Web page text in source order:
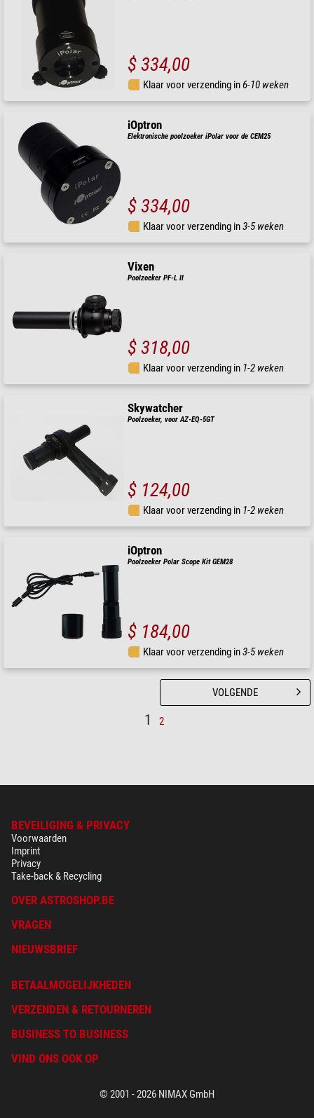
$ 334,00
Klaar voor verzending in6-10 weken
iOptron
Elektronische poolzoeker iPolar voor de CEM25
$ 334,00
Klaar voor verzending in3-5 weken
Vixen
Poolzoeker PF-L II
$ 318,00
Klaar voor verzending in 1-2 weken
Skywatcher
Poolzoeker, voor AZ-EQ-5GT
$ 124,00
Klaar voor verzending in 1-2 weken
iOptron
Poolzoeker Polar Scope Kit GEM28
$ 184,00
Klaar voor verzending in3-5 weken
1 2
VOLGENDE
BEVEILIGING & PRIVACY
Voorwaarden
Imprint
Privacy
Take-back & Recycling
OVER ASTROSHOP.BE
VRAGEN
NIEUWSBRIEF
BETAALMOGELIJKHEDEN
VERZENDEN & RETOURNEREN
BUSINESS TO BUSINESS
VIND ONS OOK OP
© 2001 - 2026 NIMAX GmbH